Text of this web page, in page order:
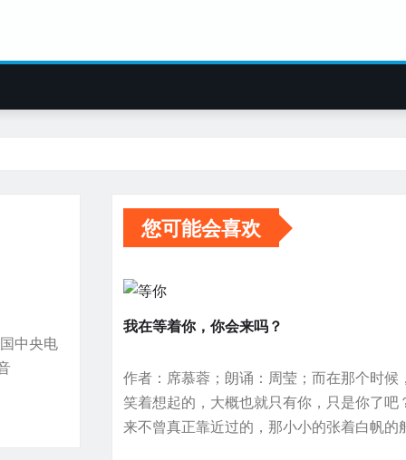
中央电
您可能会喜欢
我在等着你，你会来吗？
作者：席慕蓉；朗诵：周莹；而在那个时候
笑着想起的，大概也就只有你，只是你了吧
来不曾真正靠近过的，那小小的张着白帆的